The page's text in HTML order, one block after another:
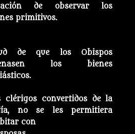
de observar los
primitivos.
de que los Obispos
los bienes
clérigos convertidos de la
no se les permitiera
con